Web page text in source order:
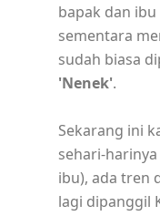
bapak dan ibu
sementara
sudah biasa
'Nenek'.
Sekarang ini
sehari-
ibu), ada tren
lagi dipanggil